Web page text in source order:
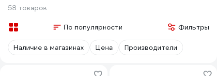
58 товаров
По популярности Фильтры
Наличие в магазинах Цена Производители